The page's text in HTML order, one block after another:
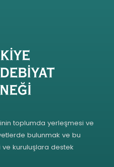
toplumda yerleşmesi ve
bulunmak ve bu
kuruluşlara destek